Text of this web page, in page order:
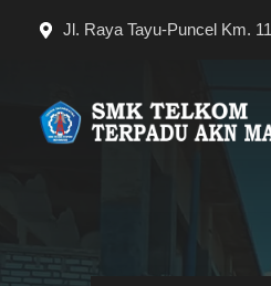
Jl. Raya Tayu-Puncel Km.